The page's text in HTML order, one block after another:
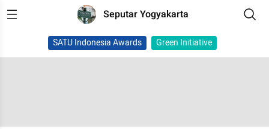
Seputar Yogyakarta
SATU Indonesia Awards Green Initiative